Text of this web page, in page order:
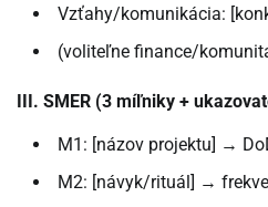
Vzťahy/komunikácia:
(voliteľne finance/
III. SMER (3 míľniky +
M1: [názov projektu] →
M2: [návyk/rituál] →